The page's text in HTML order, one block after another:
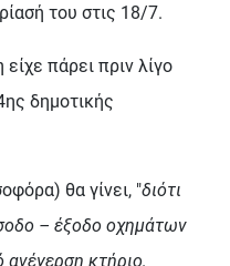
του στις 18/7.
πάρει πριν λίγο
δημοτικής
θα γίνει, "διότι
– έξοδο οχημάτων
κτήριο,